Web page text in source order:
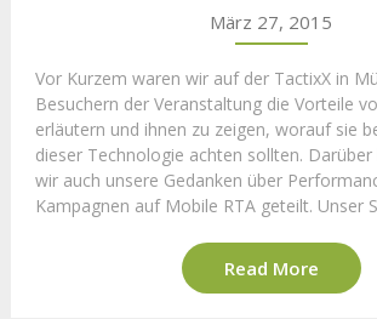
März 27, 2015
Vor Kurzem waren wir auf der TactixX in
Besuchern der Veranstaltung die Vorteile
erläutern und ihnen zu zeigen, worauf sie
dieser Technologie achten sollten. Darüber
wir auch unsere Gedanken über
Kampagnen auf Mobile RTA geteilt. Unser
Read More